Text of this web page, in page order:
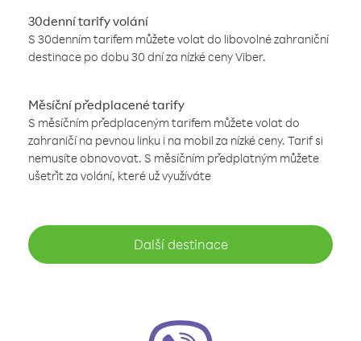
30denní tarify volání
S 30denním tarifem můžete volat do libovolné zahraniční
destinace po dobu 30 dní za nízké ceny Viber.
Měsíční předplacené tarify
S měsíčním předplaceným tarifem můžete volat do
zahraničí na pevnou linku i na mobil za nízké ceny. Tarif si
nemusíte obnovovat. S měsíčním předplatným můžete
ušetřit za volání, které už využíváte
Další destinace